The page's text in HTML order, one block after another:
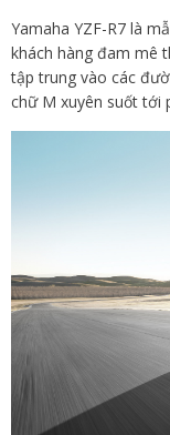
Yamaha YZF-R7 là
khách hàng đam mê
tập trung vào các
chữ M xuyên suốt tới